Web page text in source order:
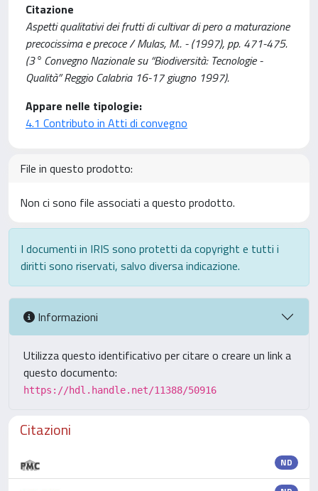
Citazione
Aspetti qualitativi dei frutti di cultivar di pero a maturazione
precocissima e precoce / Mulas, M.. - (1997), pp. 471-475.
(3° Convegno Nazionale su “Biodiversità: Tecnologie -
Qualità” Reggio Calabria 16-17 giugno 1997).
Appare nelle tipologie:
4.1 Contributo in Atti di convegno
File in questo prodotto:
Non ci sono file associati a questo prodotto.
I documenti in IRIS sono protetti da copyright e tutti i
diritti sono riservati, salvo diversa indicazione.
Informazioni
Utilizza questo identificativo per citare o creare un link a
questo documento:
https://hdl.handle.net/11388/50916
Citazioni
ND